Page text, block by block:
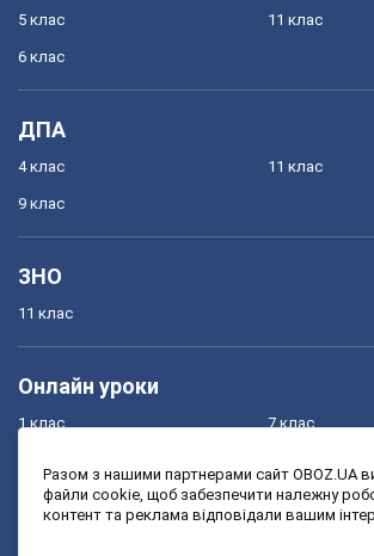
5 клас
6 клас
11 клас
ДПА
4 клас
9 клас
11 клас
ЗНО
11 клас
Онлайн уроки
1 клас
3 клас
7 клас
9 клас
Разом з нашими партнерами сайт OBOZ.UA
файли cookie, щоб забезпечити належну
контент та реклама відповідали вашим